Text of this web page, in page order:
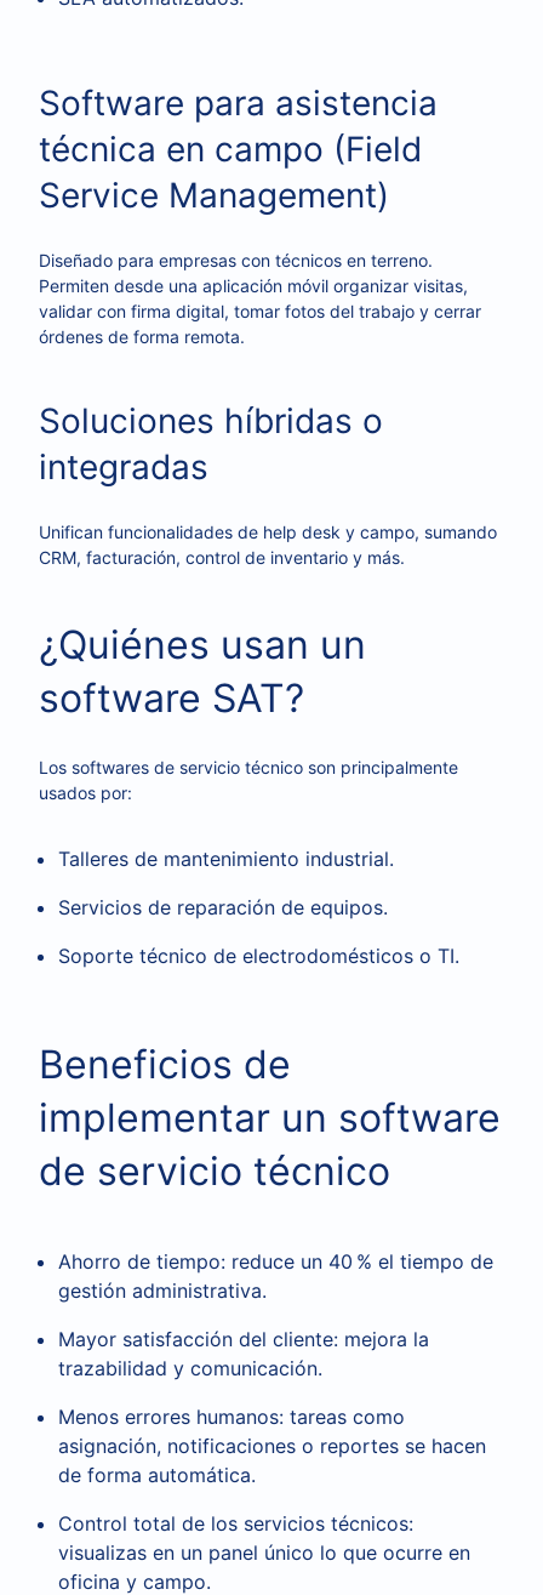
Software para asistencia
técnica en campo (Field
Service Management)
Diseñado para empresas con técnicos en terreno.
Permiten desde una aplicación móvil organizar visitas,
validar con firma digital, tomar fotos del trabajo y cerrar
órdenes de forma remota.
Soluciones híbridas o
integradas
Unifican funcionalidades de help desk y campo, sumando
CRM, facturación, control de inventario y más.
¿Quiénes usan un
software SAT?
Los softwares de servicio técnico son principalmente
usados por:
Talleres de mantenimiento industrial.
Servicios de reparación de equipos.
Soporte técnico de electrodomésticos o TI.
Beneficios de
implementar un software
de servicio técnico
Ahorro de tiempo: reduce un 40 % el tiempo de
gestión administrativa.
Mayor satisfacción del cliente: mejora la
trazabilidad y comunicación.
Menos errores humanos: tareas como
asignación, notificaciones o reportes se hacen
de forma automática.
Control total de los servicios técnicos:
visualizas en un panel único lo que ocurre en
oficina y campo.